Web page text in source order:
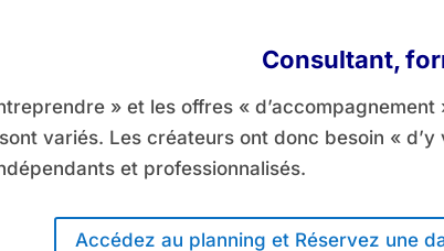
Consultant,
» et les offres «
variés. Les créateurs ont donc besoin «
et professionnalisés.
Accédez au planning et Réservez une